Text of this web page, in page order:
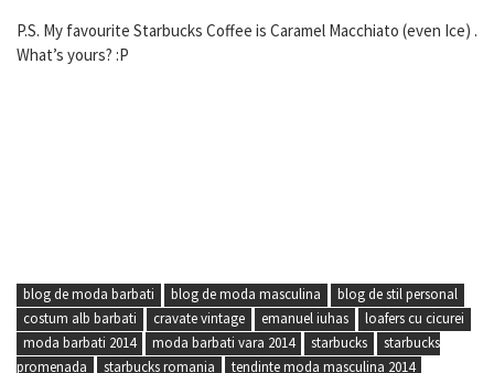
P.S. My favourite Starbucks Coffee is Caramel Macchiato (even Ice) .
What’s yours? :P
blog de moda barbati blog de moda masculina
blog de stil personal
costum alb barbati
cravate vintage emanuel iuhas
loafers cu cicurei
moda barbati 2014
moda barbati vara 2014 starbucks
starbucks
promenada
starbucks romania tendinte moda masculina 2014